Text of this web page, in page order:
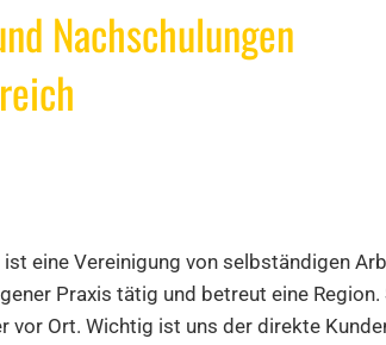
Nachschulungen
eine Vereinigung von selbständigen
Praxis tätig und betreut eine Region.
vor Ort. Wichtig ist uns der direkte